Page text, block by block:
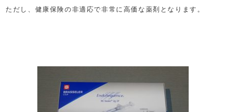
ただし、健康保険の非適応で非常に高価な薬剤となります。